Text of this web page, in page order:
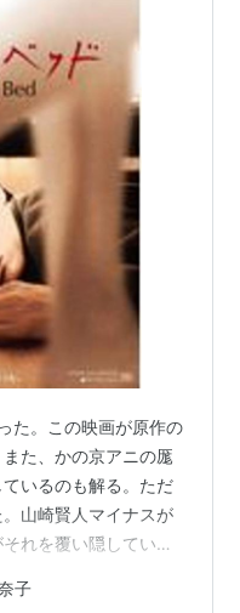
た。この映画が原作の
た、かの京アニの厖
いるのも解る。ただ
山崎賢人マイナスが
れを覆い隠していた
ったと思う。 この意
子